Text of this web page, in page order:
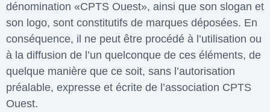
dénomination «CPTS Ouest», ainsi que son slogan et
son logo, sont constitutifs de marques déposées. En
conséquence, il ne peut être procédé à l’utilisation ou
à la diffusion de l’un quelconque de ces éléments, de
quelque manière que ce soit, sans l’autorisation
préalable, expresse et écrite de l’association CPTS
Ouest.